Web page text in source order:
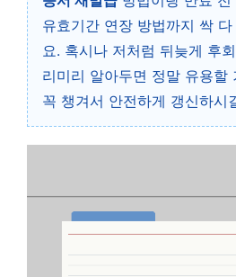
유효기간 연장 방법까지 싹
요. 혹시나 저처럼 뒤늦게 후
리미리 알아두면 정말 유용할
꼭 챙겨서 안전하게 갱신하시